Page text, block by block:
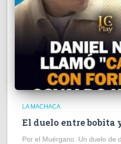
LA MACHACA
El duelo entre bobita
Por el Muérgano. Un duelo de